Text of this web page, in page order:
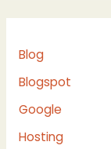
Blog
Blogspot
Google
Hosting